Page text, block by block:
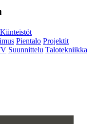
Kiinteistöt
Pientalo Projektit
Suunnittelu Talotekniikka